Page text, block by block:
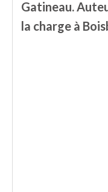
Gatineau.
la charge à